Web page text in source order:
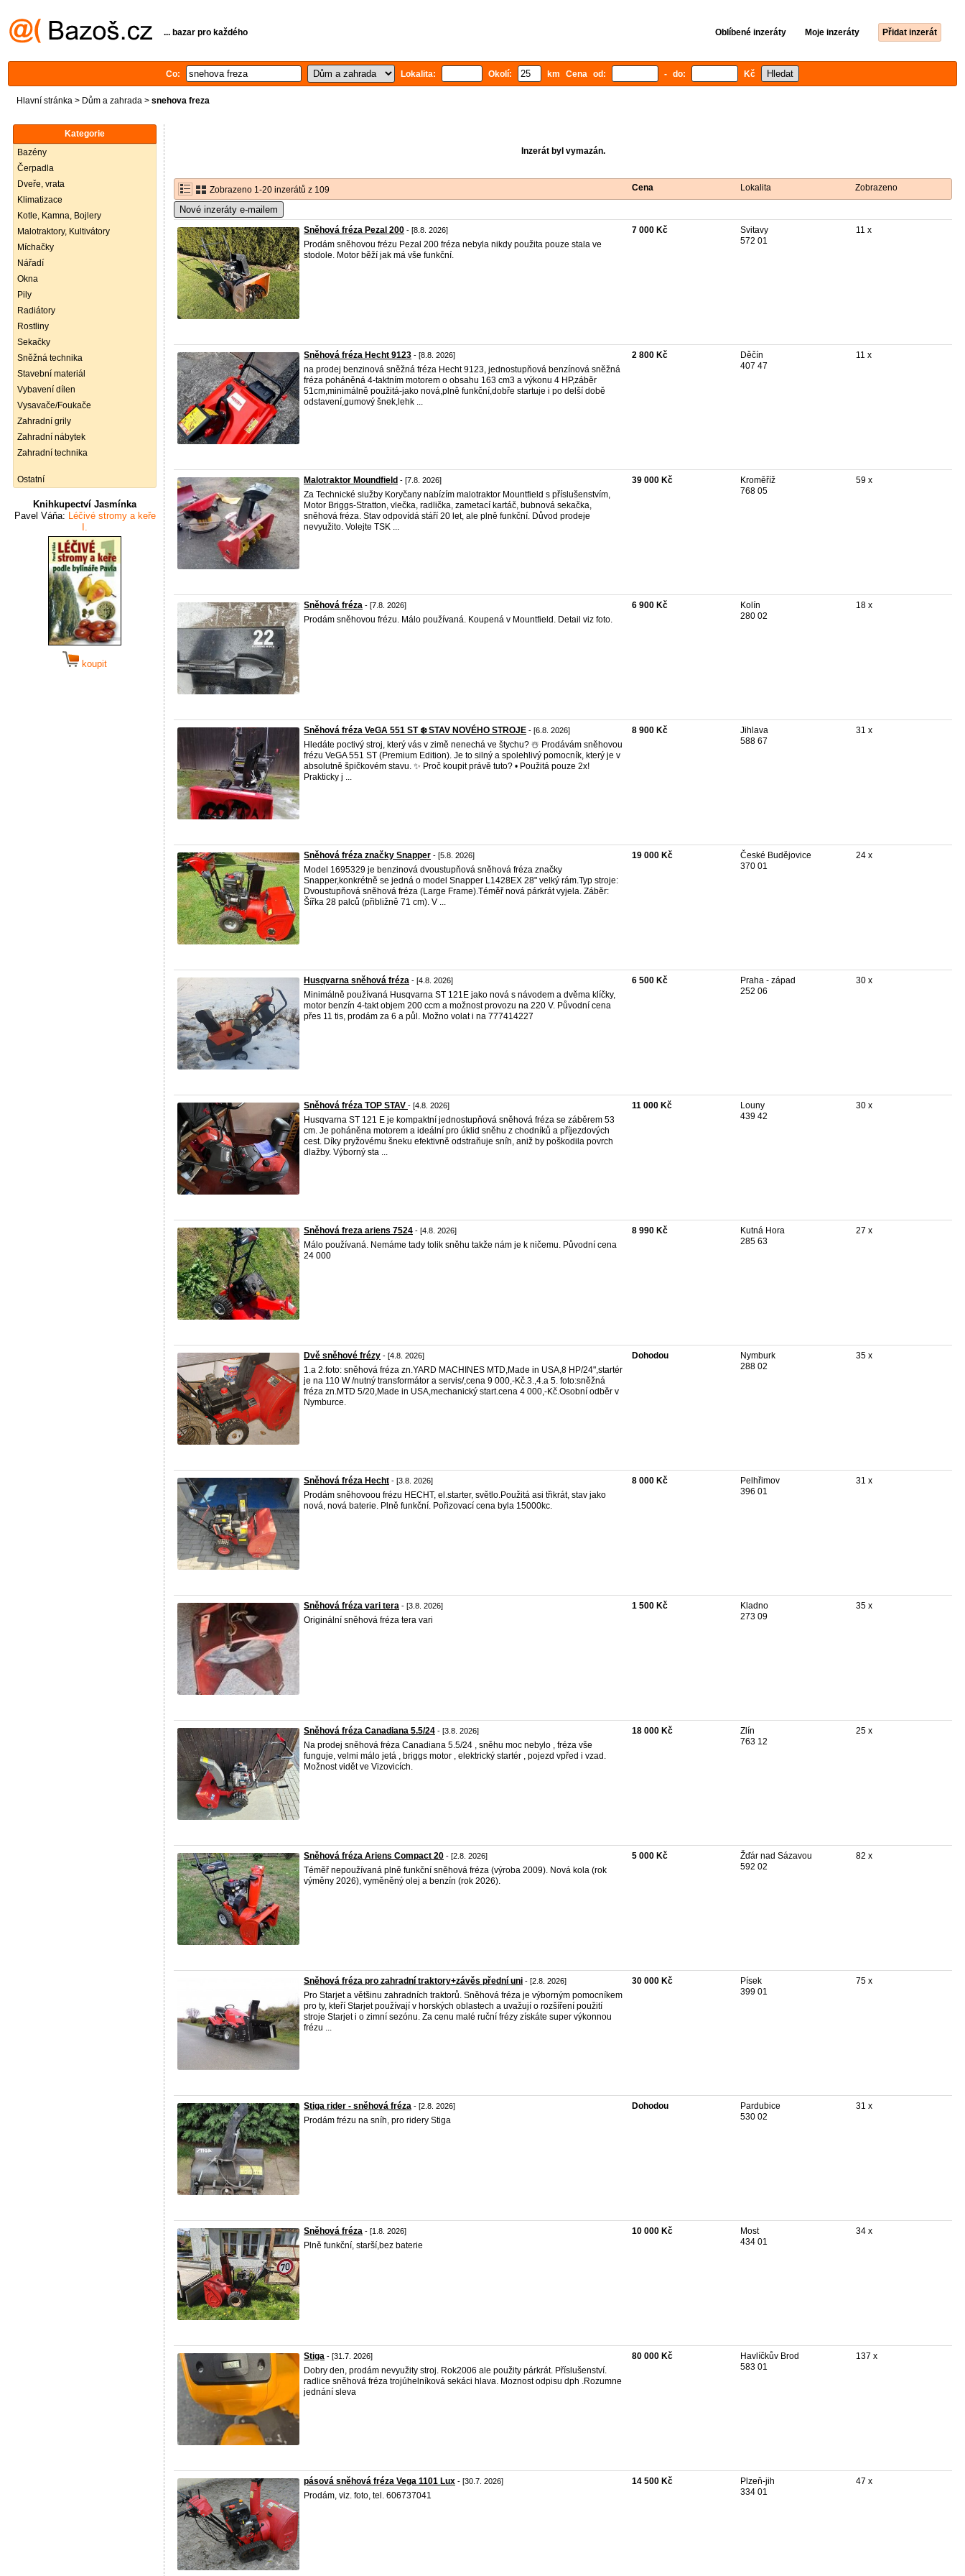
... bazar pro každého Oblíbené inzeráty Moje inzeráty Přidat inzerát
Co: Lokalita: Okolí: km Cena od: - do: Kč
Hlavní stránka > Dům a zahrada > snehova freza
Kategorie
Bazény
Čerpadla
Dveře, vrata
Klimatizace
Kotle, Kamna, Bojlery
Malotraktory, Kultivátory
Míchačky
Nářadí
Okna
Pily
Radiátory
Rostliny
Sekačky
Sněžná technika
Stavební materiál
Vybavení dílen
Vysavače/Foukače
Zahradní grily
Zahradní nábytek
Zahradní technika
Ostatní
Knihkupectví Jasmínka
Pavel Váňa: Léčivé stromy a keře
I.
koupit
Inzerát byl vymazán.
Zobrazeno 1-20 inzerátů z 109 Cena Lokalita Zobrazeno
Nové inzeráty e-mailem
Sněhová fréza Pezal 200 - [8.8. 2026]
Prodám sněhovou frézu Pezal 200 fréza nebyla nikdy použita pouze stala ve
stodole. Motor běží jak má vše funkční.
7 000 Kč
Svitavy
572 01
11 x
Sněhová fréza Hecht 9123 - [8.8. 2026]
na prodej benzinová sněžná fréza Hecht 9123, jednostupňová benzínová sněžná
fréza poháněná 4-taktním motorem o obsahu 163 cm3 a výkonu 4 HP,záběr
51cm,minimálně použitá-jako nová,plně funkční,dobře startuje i po delší době
odstavení,gumový šnek,lehk ...
2 800 Kč
Děčín
407 47
11 x
Malotraktor Moundfield - [7.8. 2026]
Za Technické služby Koryčany nabízím malotraktor Mountfield s příslušenstvím,
Motor Briggs-Stratton, vlečka, radlička, zametací kartáč, bubnová sekačka,
sněhová fréza. Stav odpovídá stáří 20 let, ale plně funkční. Důvod prodeje
nevyužito. Volejte TSK ...
39 000 Kč
Kroměříž
768 05
59 x
Sněhová fréza - [7.8. 2026]
Prodám sněhovou frézu. Málo používaná. Koupená v Mountfield. Detail viz foto.
6 900 Kč
Kolín
280 02
18 x
Sněhová fréza VeGA 551 ST ❄️ STAV NOVÉHO STROJE - [6.8. 2026]
Hledáte poctivý stroj, který vás v zimě nenechá ve štychu? ☃️ Prodávám sněhovou
frézu VeGA 551 ST (Premium Edition). Je to silný a spolehlivý pomocník, který je v
absolutně špičkovém stavu. ✨ Proč koupit právě tuto? • Použitá pouze 2x!
Prakticky j ...
8 900 Kč
Jihlava
588 67
31 x
Sněhová fréza značky Snapper - [5.8. 2026]
Model 1695329 je benzinová dvoustupňová sněhová fréza značky
Snapper,konkrétně se jedná o model Snapper L1428EX 28" velký rám.Typ stroje:
Dvoustupňová sněhová fréza (Large Frame).Téměř nová párkrát vyjela. Záběr:
Šířka 28 palců (přibližně 71 cm). V ...
19 000 Kč
České Budějovice
370 01
24 x
Husqvarna sněhová fréza - [4.8. 2026]
Minimálně používaná Husqvarna ST 121E jako nová s návodem a dvěma klíčky,
motor benzín 4-takt objem 200 ccm a možnost provozu na 220 V. Původní cena
přes 11 tis, prodám za 6 a půl. Možno volat i na 777414227
6 500 Kč
Praha - západ
252 06
30 x
Sněhová fréza TOP STAV - [4.8. 2026]
Husqvarna ST 121 E je kompaktní jednostupňová sněhová fréza se záběrem 53
cm. Je poháněna motorem a ideální pro úklid sněhu z chodníků a příjezdových
cest. Díky pryžovému šneku efektivně odstraňuje sníh, aniž by poškodila povrch
dlažby. Výborný sta ...
11 000 Kč
Louny
439 42
30 x
Sněhová freza ariens 7524 - [4.8. 2026]
Málo používaná. Nemáme tady tolik sněhu takže nám je k ničemu. Původní cena
24 000
8 990 Kč
Kutná Hora
285 63
27 x
Dvě sněhové frézy - [4.8. 2026]
1.a 2.foto: sněhová fréza zn.YARD MACHINES MTD,Made in USA,8 HP/24",startér
je na 110 W /nutný transformátor a servis/,cena 9 000,-Kč.3.,4.a 5. foto:sněžná
fréza zn.MTD 5/20,Made in USA,mechanický start.cena 4 000,-Kč.Osobní odběr v
Nymburce.
Dohodou
Nymburk
288 02
35 x
Sněhová fréza Hecht - [3.8. 2026]
Prodám sněhovoou frézu HECHT, el.starter, světlo.Použitá asi třikrát, stav jako
nová, nová baterie. Plně funkční. Pořizovací cena byla 15000kc.
8 000 Kč
Pelhřimov
396 01
31 x
Sněhová fréza vari tera - [3.8. 2026]
Originální sněhová fréza tera vari
1 500 Kč
Kladno
273 09
35 x
Sněhová fréza Canadiana 5.5/24 - [3.8. 2026]
Na prodej sněhová fréza Canadiana 5.5/24 , sněhu moc nebylo , fréza vše
funguje, velmi málo jetá , briggs motor , elektrický startér , pojezd vpřed i vzad.
Možnost vidět ve Vizovicích.
18 000 Kč
Zlín
763 12
25 x
Sněhová fréza Ariens Compact 20 - [2.8. 2026]
Téměř nepoužívaná plně funkční sněhová fréza (výroba 2009). Nová kola (rok
výměny 2026), vyměněný olej a benzín (rok 2026).
5 000 Kč
Žďár nad Sázavou
592 02
82 x
Sněhová fréza pro zahradní traktory+závěs přední uni - [2.8. 2026]
Pro Starjet a většinu zahradních traktorů. Sněhová fréza je výborným pomocníkem
pro ty, kteří Starjet používají v horských oblastech a uvažují o rozšíření použití
stroje Starjet i o zimní sezónu. Za cenu malé ruční frézy získáte super výkonnou
frézu ...
30 000 Kč
Písek
399 01
75 x
Stiga rider - sněhová fréza - [2.8. 2026]
Prodám frézu na sníh, pro ridery Stiga
Dohodou
Pardubice
530 02
31 x
Sněhová fréza - [1.8. 2026]
Plně funkční, starší,bez baterie
10 000 Kč
Most
434 01
34 x
Stiga - [31.7. 2026]
Dobry den, prodám nevyužity stroj. Rok2006 ale použity párkrát. Příslušenství.
radlice sněhová fréza trojúhelníková sekáci hlava. Moznost odpisu dph .Rozumne
jednání sleva
80 000 Kč
Havlíčkův Brod
583 01
137 x
pásová sněhová fréza Vega 1101 Lux - [30.7. 2026]
Prodám, viz. foto, tel. 606737041
14 500 Kč
Plzeň-jih
334 01
47 x